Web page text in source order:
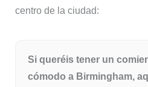
centro de la ciudad:
Si queréis tener un
cómodo a Birmingham,